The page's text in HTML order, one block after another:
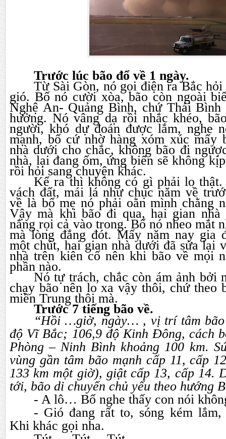
Trước lúc bão đổ về 1 ngày.
Từ Sài Gòn, nó gọi điện ra Bắc
gió. Bố nó cười xòa, bão còn ngoài
Nghệ An- Quảng Bình, chứ Thái Bình
hưởng. Nó vâng dạ rồi nhắc khéo,
người, khó dự đoán được lắm, nghe
mạnh, bố cứ nhờ hàng xóm xúc mấy
nhà dưới cho chắc, không bão đi
nhà, lại đang ốm, ứng biến sẽ không
rồi hỏi sang chuyện khác.
Kể ra thì không có gì phải lo
vách đất, mái lá như chục năm về
về là bố mẹ nó phải oằn mình chằng
Vậy mà khi bão đi qua, hai gian
nắng rọi cả vào trong. Bố nó nheo mắt
mà lòng đắng đót. Mấy năm nay gia
một chút, hai gian nhà dưới đã sửa lại
nhà trên kiên cố nên khi bão về mọi
phần nào.
Nó tự trách, chắc còn ám ảnh bởi
chạy bão nên lo xa vậy thôi, chứ theo
miền Trung thôi mà.
Trước 7 tiếng bão về.
“Hồi …giờ, ngày… , vị trí tâm bão
độ Vĩ Bắc; 106,9 độ Kinh Đông, cách
Phòng – Ninh Bình khoảng 100 km.
vùng gần tâm bão mạnh cấp 11, cấp
133 km một giờ), giật cấp 13, cấp 14.
tới, bão di chuyển chủ yếu theo hướng
- A lô… Bố nghe thấy con nói
- Gió đang rất to, sóng kém
Khi khác gọi nha.